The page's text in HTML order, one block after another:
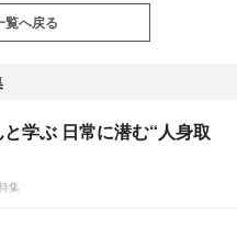
覧へ戻る
学ぶ 日常に潜む“人身取
集